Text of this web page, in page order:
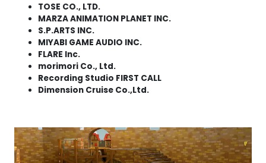
TOSE CO., LTD.
MARZA ANIMATION PLANET INC.
S.P.ARTS INC.
MIYABI GAME AUDIO INC.
FLARE Inc.
morimori Co., Ltd.
Recording Studio FIRST CALL
Dimension Cruise Co.,Ltd.